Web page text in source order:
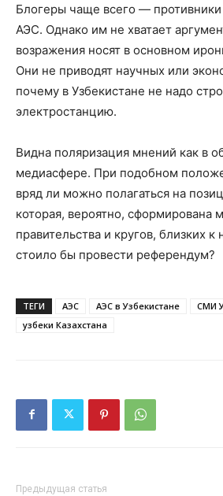
Блогеры чаще всего — противники
АЭС. Однако им не хватает
возражения носят в основном
Они не приводят научных или
почему в Узбекистане не надо
электростанцию.
Видна поляризация мнений как в
медиасфере. При подобном
вряд ли можно полагаться на
которая, вероятно, сформирована
правительства и кругов, близких
стоило бы провести референдум?
ТЕГИ АЭС АЭС в Узбекистане
СМИ
узбеки Казахстана
Предыдущая статья